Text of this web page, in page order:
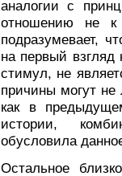
аналогии с
отношению не к
подразумевает,
на первый взгляд
стимул, не
причины могут не
как в
истории,
обусловила
Остальное